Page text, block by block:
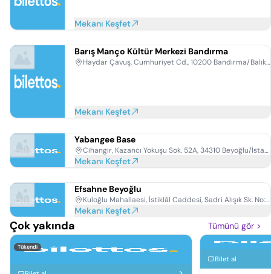
Mekanı Keşfet
Barış Manço Kültür Merkezi Bandırma
Haydar Çavuş, Cumhuriyet Cd., 10200 Bandırma/Balıkesir
Mekanı Keşfet
Yabangee Base
Cihangir, Kazancı Yokuşu Sok. 52A, 34310 Beyoğlu/İstanbul
Mekanı Keşfet
Efsahne Beyoğlu
Kuloğlu Mahallaesi, İstiklâl Caddesi, Sadri Alışık Sk. No:24 Kat:3, 34433 Beyoğlu/İstanbul
Mekanı Keşfet
Çok yakında Tümünü gör >
Tükendi
Bilet al